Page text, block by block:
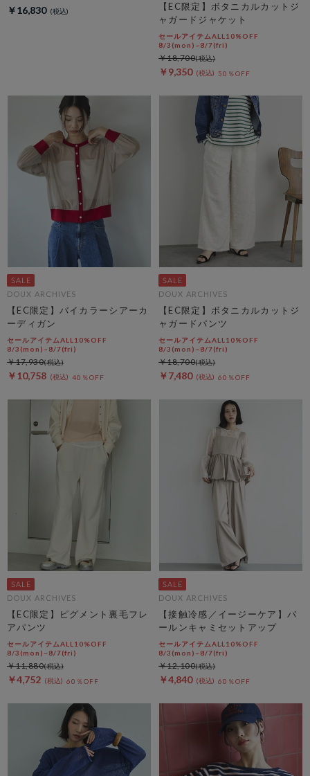
￥16,830
【EC限定】ボタニカルカットジ
ャガードジャケット
セールアイテムALL10%OFF
8/3(mon)~8/7(fri)
￥9,350 50％OFF
￥18,700
DOUX ARCHIVES
【EC限定】バイカラーシアーカ
ーディガン
セールアイテムALL10%OFF
8/3(mon)~8/7(fri)
￥10,758 40％OFF
￥17,930
DOUX ARCHIVES
【EC限定】ボタニカルカットジ
ャガードパンツ
セールアイテムALL10%OFF
8/3(mon)~8/7(fri)
￥7,480 60％OFF
￥18,700
DOUX ARCHIVES
【EC限定】ピグメント裏毛フレ
アパンツ
セールアイテムALL10%OFF
8/3(mon)~8/7(fri)
￥4,752 60％OFF
￥11,880
DOUX ARCHIVES
【接触冷感／イージーケア】バ
ールンキャミセットアップ
セールアイテムALL10%OFF
8/3(mon)~8/7(fri)
￥4,840 60％OFF
￥12,100